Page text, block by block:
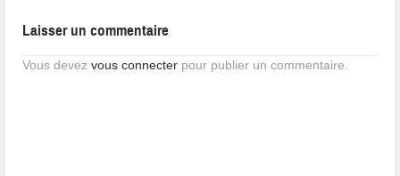
Laisser un commentaire
Vous devezvous connecter pour publier un commentaire.